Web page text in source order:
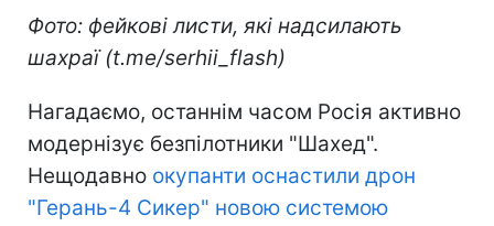
Фото: фейкові листи, які надсилають
шахраї (t.me/serhii_flash)
Нагадаємо, останнім часом Росія активно
модернізує безпілотники "Шахед".
Нещодавно окупанти оснастили дрон
"Герань-4 Сикер" новою системою